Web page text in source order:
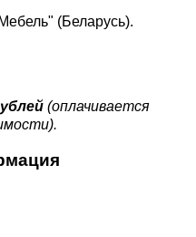
(Беларусь).
(оплачивается